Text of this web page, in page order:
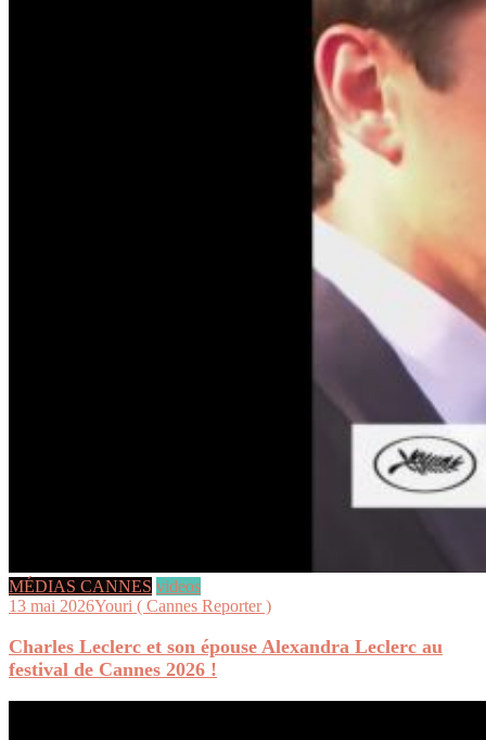
MÉDIAS CANNES videos
13 mai 2026Youri ( Cannes Reporter )
Charles Leclerc et son épouse Alexandra Leclerc au
festival de Cannes 2026 !